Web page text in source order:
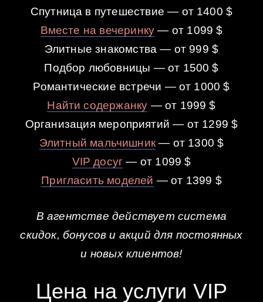
Спутница в путешествие — от 1400 $
Вместе на вечеринку — от 1099 $
Элитные знакомства — от 999 $
Подбор любовницы — от 1500 $
Романтические встречи — от 1000 $
Найти содержанку — от 1999 $
Организация мероприятий — от 1299 $
Элитный мальчишник— от 1300 $
VIP досуг — от 1099 $
Пригласить моделей — от 1399 $
В агентстве действует система
скидок, бонусов и акций для постоянных
и новых клиентов!
Цена на услуги VIP